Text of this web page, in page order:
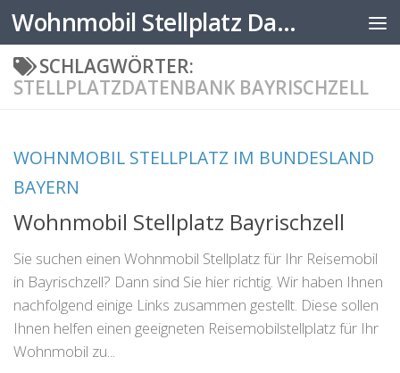
Zum Inhalt springen Wohnmobil Stellplatz Datenbank
SCHLAGWÖRTER:
STELLPLATZDATENBANK BAYRISCHZELL
WOHNMOBIL STELLPLATZ IM BUNDESLAND
BAYERN
Wohnmobil Stellplatz Bayrischzell
Sie suchen einen Wohnmobil Stellplatz für Ihr Reisemobil
in Bayrischzell? Dann sind Sie hier richtig. Wir haben Ihnen
nachfolgend einige Links zusammen gestellt. Diese sollen
Ihnen helfen einen geeigneten Reisemobilstellplatz für Ihr
Wohnmobil zu...